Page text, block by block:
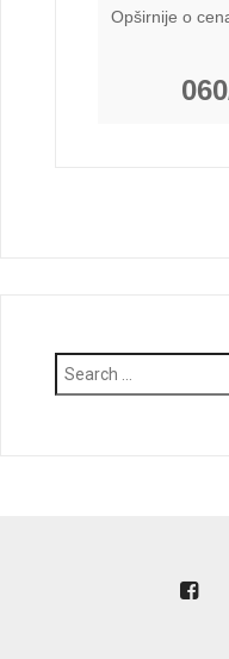
Opširnije o
Search
for: